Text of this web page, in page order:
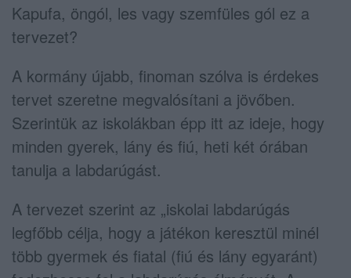
Kapufa, öngól, les vagy szemfüles gól ez a
tervezet?
A kormány újabb, finoman szólva is érdekes
tervet szeretne megvalósítani a jövőben.
Szerintük az iskolákban épp itt az ideje, hogy
minden gyerek, lány és fiú, heti két órában
tanulja a labdarúgást.
A tervezet szerint az „iskolai labdarúgás
legfőbb célja, hogy a játékon keresztül minél
több gyermek és fiatal (fiú és lány egyaránt)